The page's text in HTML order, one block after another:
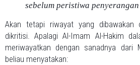
sebelum peristiwa
Akan tetapi riwayat yang dibawakan
dikritisi. Apalagi Al-Imam Al-Hakim
meriwayatkan dengan sanadnya dari
beliau menyatakan: